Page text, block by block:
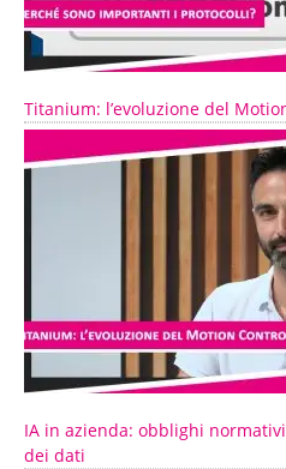
Titanium: l’evoluzione del
IA in azienda: obblighi
dei dati